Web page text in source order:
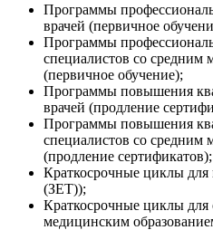
Программы
врачей (первичное
Программы
специалистов со средним
(первичное обучение);
Программы повышения
врачей (продление
Программы повышения
специалистов со средним
(продление сертификатов);
Краткосрочные циклы для
(ЗЕТ));
Краткосрочные циклы для
медицинским